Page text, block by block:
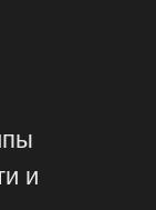
и